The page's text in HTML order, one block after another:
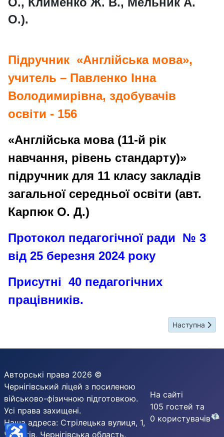
О.).
Підручник «Англійська мова»,
учитель – Павленко Інна
Володимирівна, здобувачів
освіти - 156
«Англійська мова (11-й рік
навчання, рівень стандарту)»
підручник для 11 класу закладів
загальної середньої освіти (авт.
Карпюк О. Д.)
Протокол педагогічної ради № 3
від 25 березня 2024 року
Присутні 40 педагогічних
працівників.
Наступна
Наступна
Авторські права 2026 ©
Чернігівський ліцей з посиленою
військово-фізичною підготовкою.
Усі права захищені.
Наша адреса: Стрілецька вулиця, 1,
Чернігів, Чернігівська область,
На сайті
105 гостей та
0 користувачів